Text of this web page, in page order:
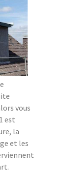
vous
est
la
et les